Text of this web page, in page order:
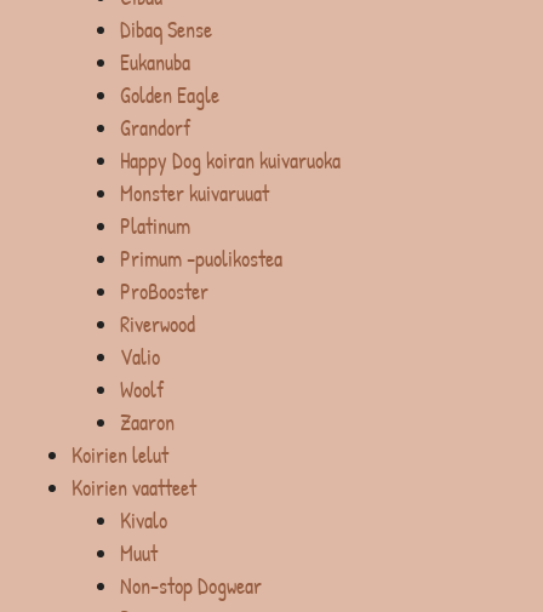
Dibaq Sense
Eukanuba
Golden Eagle
Grandorf
Happy Dog koiran kuivaruoka
Monster kuivaruuat
Platinum
Primum -puolikostea
ProBooster
Riverwood
Valio
Woolf
Zaaron
Koirien lelut
Koirien vaatteet
Kivalo
Muut
Non-stop Dogwear